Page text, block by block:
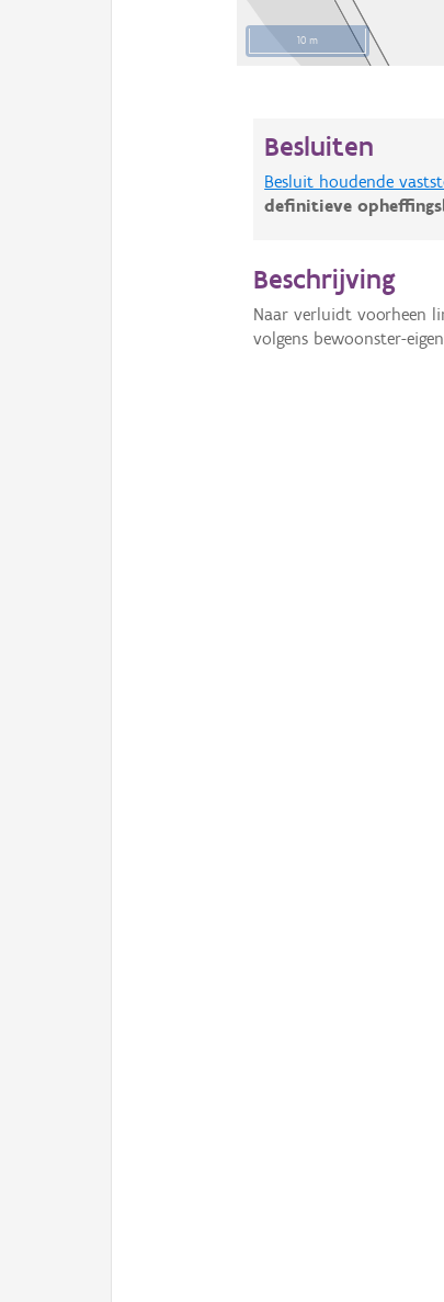
10 m
Besluiten
Besluit houdende
definitieve
Beschrijving
Naar verluidt voorheen
volgens bewoonster-